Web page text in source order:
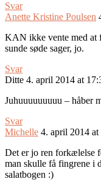
Svar
Anette Kristine Poulsen
KAN ikke vente med at
sunde søde sager, jo.
Svar
Ditte 4. april 2014 at
Juhuuuuuuuuu – håber
Svar
Michelle 4. april 2014 at
Det er jo ren forkælelse
man skulle få fingrene i
salatbogen :)